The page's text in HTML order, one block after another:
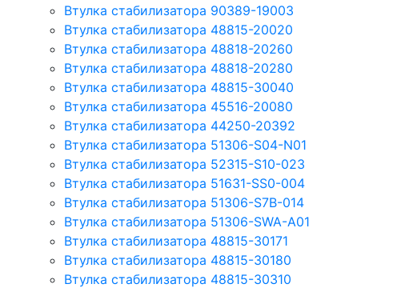
Втулка стабилизатора 90389-19003
Втулка стабилизатора 48815-20020
Втулка стабилизатора 48818-20260
Втулка стабилизатора 48818-20280
Втулка стабилизатора 48815-30040
Втулка стабилизатора 45516-20080
Втулка стабилизатора 44250-20392
Втулка стабилизатора 51306-S04-N01
Втулка стабилизатора 52315-S10-023
Втулка стабилизатора 51631-SS0-004
Втулка стабилизатора 51306-S7B-014
Втулка стабилизатора 51306-SWA-A01
Втулка стабилизатора 48815-30171
Втулка стабилизатора 48815-30180
Втулка стабилизатора 48815-30310